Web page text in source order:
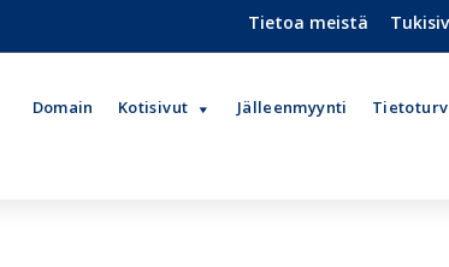
Tietoa meistä
Domain Kotisivut Jälleenmyynti